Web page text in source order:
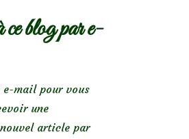
blog par e-
e-mail pour vous
une
article par